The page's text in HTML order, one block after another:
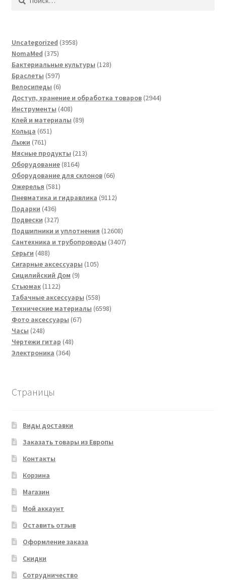
Uncategorized 39583958
NomaMed 375375
товаров
Бактериальные культуры 128128
Браслеты 597597
товаров
Велосипеды 66
товаров
Доступ, хранение и обработка товаров 29442944
Инструменты 408408
товаров
Клей и материалы 8989
Кольца 651651
Лыжи 761761
товар
Мясные продукты 213213
Оборудование 81648164
товара
Оборудование для склонов 6666
Ожерелья 581581
товар
Пневматика и гидравлика 91129112
Подарки 436436
товаров
Подвески 327327
товаров
Подшипники и уплотнения 1260812608
товаров
Сантехника и трубопроводы 34073407
Серьги 488488
товаров
Сигарные аксессуары 105105
Сицилийский Дом 99
Стьюмак 11221122
товара
Табачные аксессуары 558558
товаров
Технические материалы 65986598
Фото аксессуары 6767
Часы 248248
товаров
Чертежи гитар 4848
Электроника 364364
Страницы
Виды доставки
Заказать товары из Европы
Контакты
Корзина
Магазин
Мой аккаунт
Оставить отзыв
Оформление заказа
Скидки
Сотрудничество